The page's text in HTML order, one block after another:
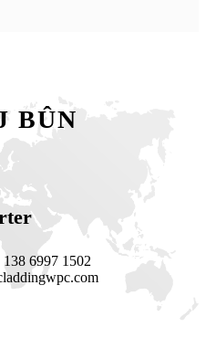
BÛN
6997 1502